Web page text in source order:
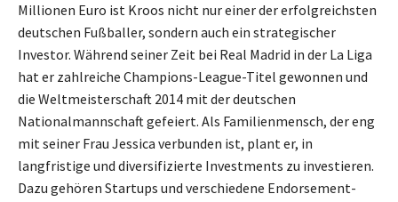
Millionen Euro ist Kroos nicht nur einer der erfolgreichsten
deutschen Fußballer, sondern auch ein strategischer
Investor. Während seiner Zeit bei Real Madrid in der La Liga
hat er zahlreiche Champions-League-Titel gewonnen und
die Weltmeisterschaft 2014 mit der deutschen
Nationalmannschaft gefeiert. Als Familienmensch, der eng
mit seiner Frau Jessica verbunden ist, plant er, in
langfristige und diversifizierte Investments zu investieren.
Dazu gehören Startups und verschiedene Endorsement-